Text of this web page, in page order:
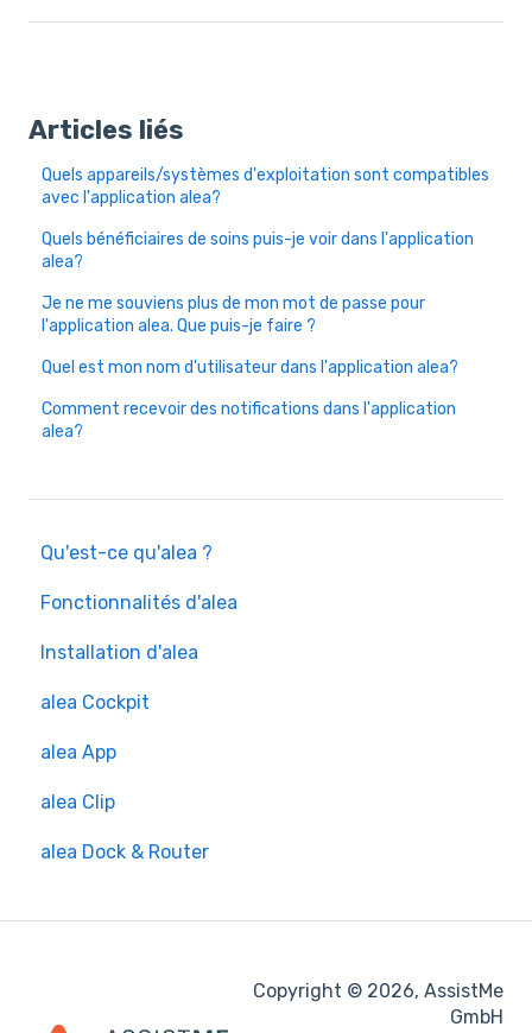
Qu'est-ce qu'alea ?
Fonctionnalités d'alea
Installation d'alea
alea Cockpit
alea App
alea Clip
alea Dock & Router
Articles liés
Quels appareils/systèmes d'exploitation sont compatibles
avec l'application alea?
Quels bénéficiaires de soins puis-je voir dans l'application
alea?
Je ne me souviens plus de mon mot de passe pour
l'application alea. Que puis-je faire ?
Quel est mon nom d'utilisateur dans l'application alea?
Comment recevoir des notifications dans l'application
alea?
Copyright © 2026, AssistMe
GmbH